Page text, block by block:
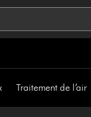
Traitement de l’air